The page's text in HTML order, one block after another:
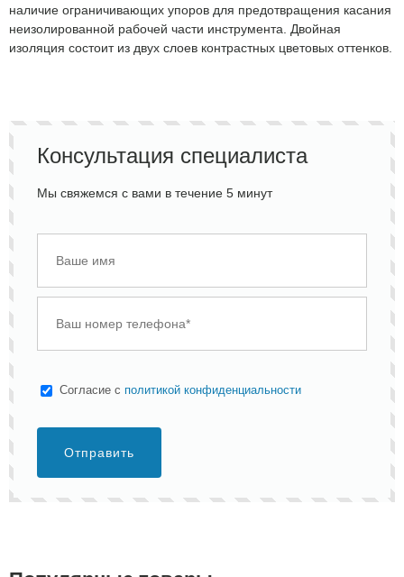
наличие ограничивающих упоров для предотвращения касания
неизолированной рабочей части инструмента. Двойная
изоляция состоит из двух слоев контрастных цветовых оттенков.
Консультация специалиста
Мы свяжемся с вами в течение 5 минут
Cогласие с политикой конфиденциальности
Отправить